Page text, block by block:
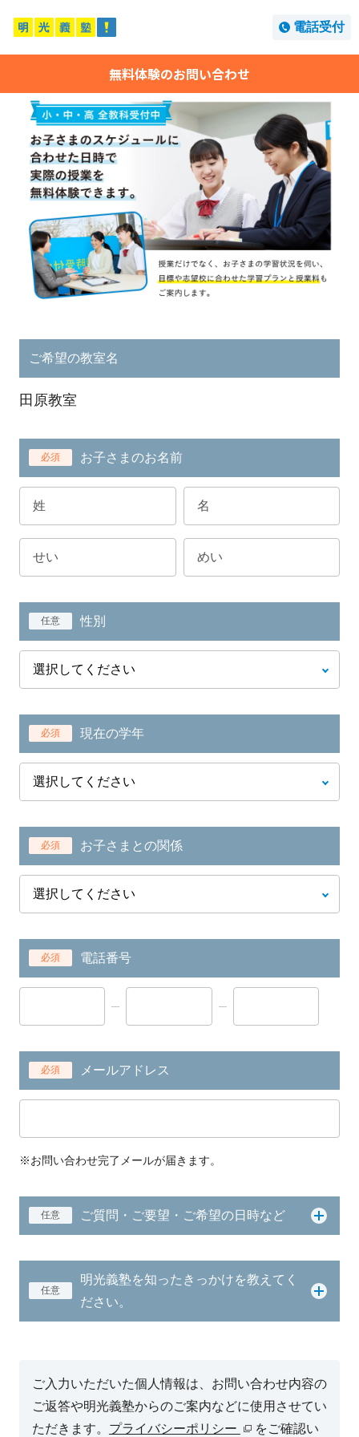
電話受付
無料体験のお問い合わせ
ご希望の教室名
田原教室
必須 お子さまのお名前
任意 性別
必須 現在の学年
必須 お子さまとの関係
必須 電話番号
必須 メールアドレス
※お問い合わせ完了メールが届きます。
任意 ご質問・ご要望・ご希望の日時など
任意
明光義塾を知ったきっかけを教えてく
ださい。
ご入力いただいた個人情報は、お問い合わせ内容の
ご返答や明光義塾からのご案内などに使用させてい
ただきます。 プライバシーポリシー をご確認い